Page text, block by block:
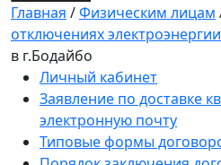
Главная /Физическим лицам
отключениях электроэнергии
в г.Бодайбо
Личный кабинет
Заявление по доставке
электронную почту
Типовые формы